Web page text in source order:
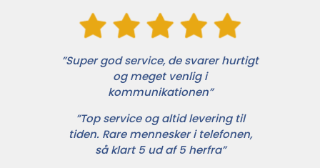
”Super god service, de svarer hurtigt
og meget venlig i
kommunikationen”
”Top service og altid levering til
tiden. Rare mennesker i telefonen,
så klart 5 ud af 5 herfra”